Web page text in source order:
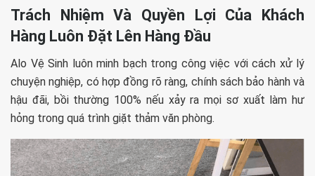
Trách Nhiệm Và Quyền Lợi Của Khách
Hàng Luôn Đặt Lên Hàng Đầu
Alo Vệ Sinh luôn minh bạch trong công việc với cách xử lý
chuyện nghiệp, có hợp đồng rõ ràng, chính sách bảo hành và
hậu đãi, bồi thường 100% nếu xảy ra mọi sơ xuất làm hư
hỏng trong quá trình giặt thảm văn phòng.